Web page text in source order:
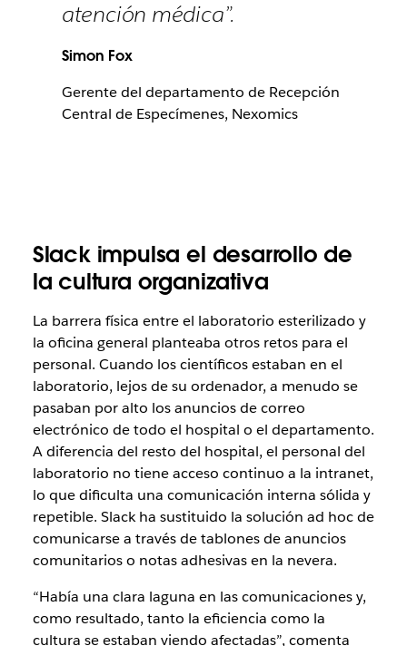
atención médica”.
Simon Fox
Gerente del departamento de Recepción
Central de Especímenes, Nexomics
Slack impulsa el desarrollo de
la cultura organizativa
La barrera física entre el laboratorio esterilizado y
la oficina general planteaba otros retos para el
personal. Cuando los científicos estaban en el
laboratorio, lejos de su ordenador, a menudo se
pasaban por alto los anuncios de correo
electrónico de todo el hospital o el departamento.
A diferencia del resto del hospital, el personal del
laboratorio no tiene acceso continuo a la intranet,
lo que dificulta una comunicación interna sólida y
repetible. Slack ha sustituido la solución ad hoc de
comunicarse a través de tablones de anuncios
comunitarios o notas adhesivas en la nevera.
“Había una clara laguna en las comunicaciones y,
como resultado, tanto la eficiencia como la
cultura se estaban viendo afectadas”, comenta